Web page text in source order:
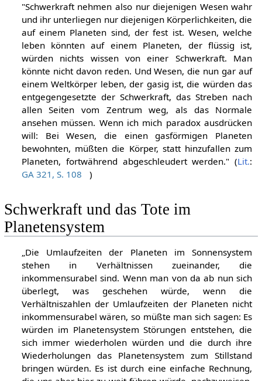
"Schwerkraft nehmen also nur diejenigen Wesen wahr
und ihr unterliegen nur diejenigen Körperlichkeiten, die
auf einem Planeten sind, der fest ist. Wesen, welche
leben könnten auf einem Planeten, der flüssig ist,
würden nichts wissen von einer Schwerkraft. Man
könnte nicht davon reden. Und Wesen, die nun gar auf
einem Weltkörper leben, der gasig ist, die würden das
entgegengesetzte der Schwerkraft, das Streben nach
allen Seiten vom Zentrum weg, als das Normale
ansehen müssen. Wenn ich mich paradox ausdrücken
will: Bei Wesen, die einen gasförmigen Planeten
bewohnten, müßten die Körper, statt hinzufallen zum
Planeten, fortwährend abgeschleudert werden." (Lit.:
GA 321, S. 108
)
Schwerkraft und das Tote im
Planetensystem
„Die Umlaufzeiten der Planeten im Sonnensystem
stehen in Verhältnissen zueinander, die
inkommensurabel sind. Wenn man von da ab nun sich
überlegt, was geschehen würde, wenn die
Verhältniszahlen der Umlaufzeiten der Planeten nicht
inkommensurabel wären, so müßte man sich sagen: Es
würden im Planetensystem Störungen entstehen, die
sich immer wiederholen würden und die durch ihre
Wiederholungen das Planetensystem zum Stillstand
bringen würden. Es ist durch eine einfache Rechnung,